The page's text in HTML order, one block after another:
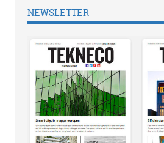
NEWSLETTER